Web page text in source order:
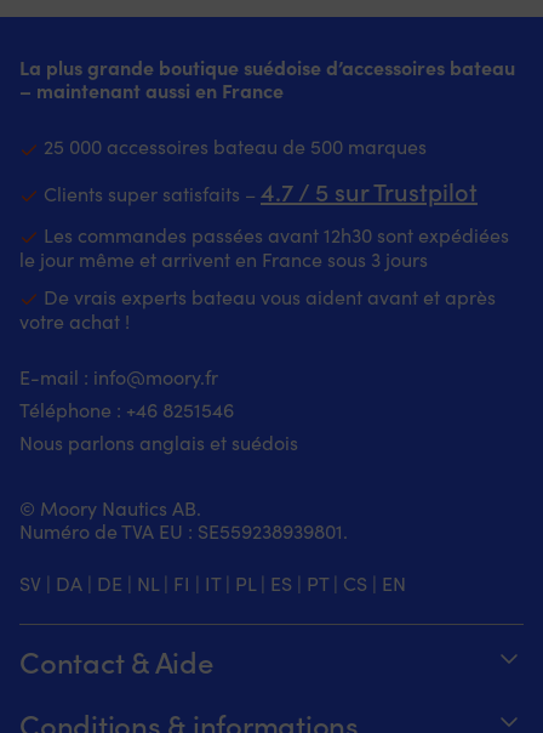
La plus grande boutique suédoise d’accessoires bateau
– maintenant aussi en France
25 000 accessoires bateau de 500 marques
Clients super satisfaits – 4.7 / 5 sur Trustpilot
Les commandes passées avant 12h30 sont expédiées
le jour même et arrivent en France sous 3 jours
De vrais experts bateau vous aident avant et après
votre achat !
E-mail : info@moory.fr
Téléphone : +46 8251546
Nous parlons anglais et suédois
© Moory Nautics AB.
Numéro de TVA EU : SE559238939801.
SV | DA | DE | NL | FI | IT| PL | ES | PT| CS | EN
Contact & Aide
Conditions & informations